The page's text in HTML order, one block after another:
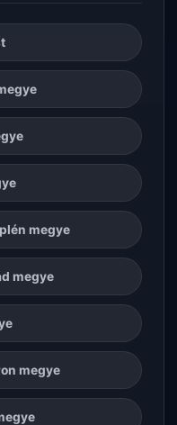
megye
megye
megye